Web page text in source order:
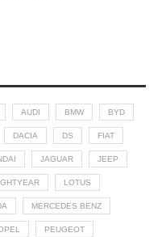
AUDI BMW BYD
DACIA DS FIAT
JAGUAR JEEP
LOTUS
MERCEDES BENZ
PEUGEOT